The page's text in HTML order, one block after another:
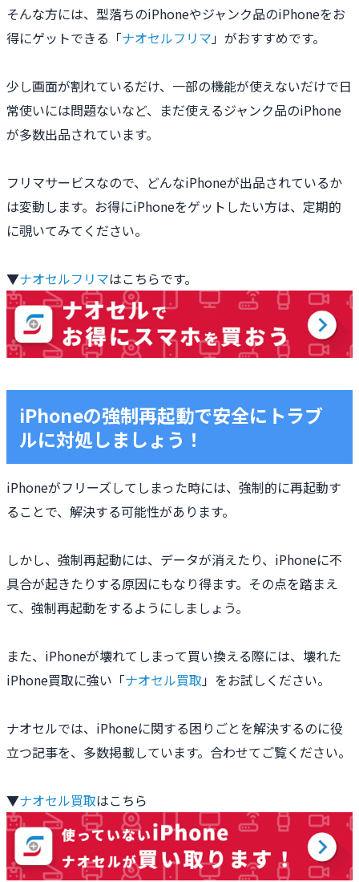
そんな方には、型落ちのiPhoneやジャンク品のiPhoneをお
得にゲットできる「ナオセルフリマ 」がおすすめです。
少し画面が割れているだけ、一部の機能が使えないだけで日
常使いには問題ないなど、まだ使えるジャンク品のiPhone
が多数出品されています。
フリマサービスなので、どんなiPhoneが出品されているか
は変動します。お得にiPhoneをゲットしたい方は、定期的
に覗いてみてください。
▼ナオセルフリマはこちらです。
iPhoneの強制再起動で安全にトラブ
ルに対処しましょう！
iPhoneがフリーズしてしまった時には、強制的に再起動す
ることで、解決する可能性があります。
しかし、強制再起動には、データが消えたり、iPhoneに不
具合が起きたりする原因にもなり得ます。その点を踏まえ
て、強制再起動をするようにしましょう。
また、iPhoneが壊れてしまって買い換える際には、壊れた
iPhone買取に強い「ナオセル買取」をお試しください。
ナオセルでは、iPhoneに関する困りごとを解決するのに役
立つ記事を、多数掲載しています。合わせてご覧ください。
▼ナオセル買取はこちら